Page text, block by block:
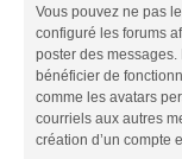
Vous pouvez ne pas
configuré les forums
poster des messages.
bénéficier de
comme les avatars
courriels aux autres
création d’un compte